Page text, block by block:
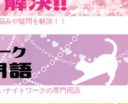
みや疑問を解決！！
ナイトワークの専門用語